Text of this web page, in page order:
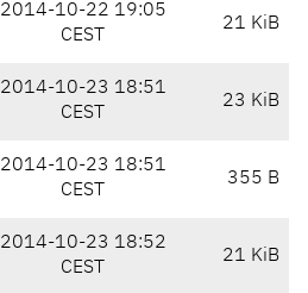
2014-10-22 19:05
CEST
21 KiB
2014-10-23 18:51
CEST
23 KiB
2014-10-23 18:51
CEST
355 B
2014-10-23 18:52
CEST
21 KiB